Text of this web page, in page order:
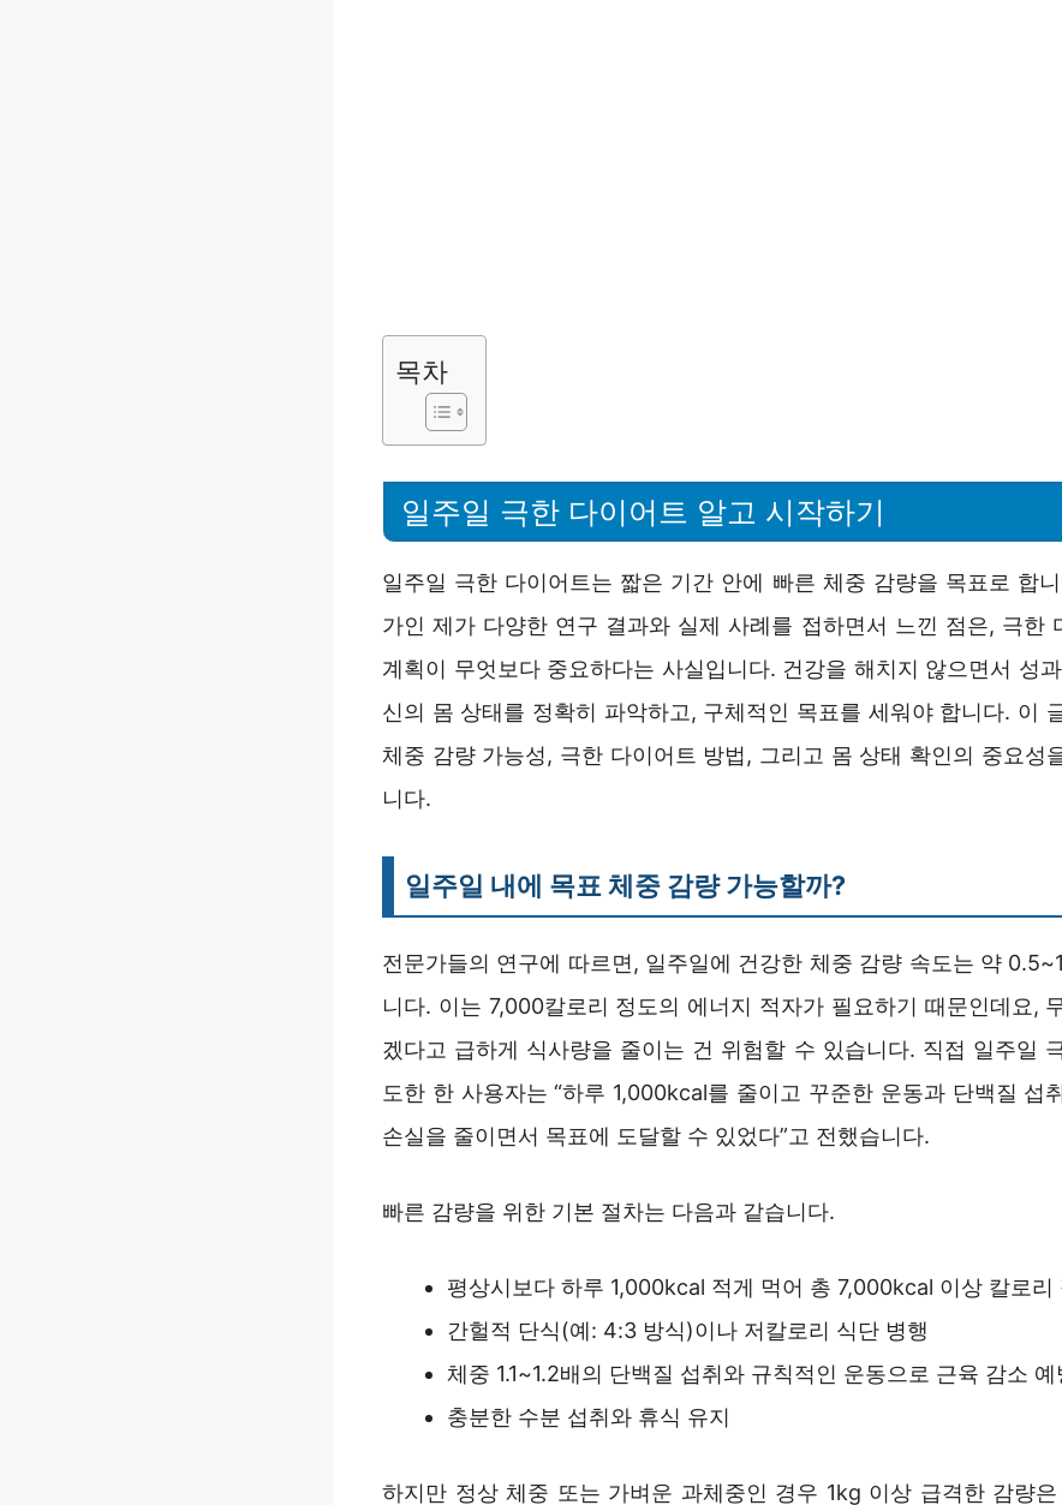
목차
일주일 극한 다이어트 알고 시작하기
일주일 극한 다이어트는 짧은 기간 안에 빠른 체중 감량을 목표로 합
가인 제가 다양한 연구 결과와 실제 사례를 접하면서 느낀 점은, 극한
계획이 무엇보다 중요하다는 사실입니다. 건강을 해치지 않으면서 성
신의 몸 상태를 정확히 파악하고, 구체적인 목표를 세워야 합니다. 이
체중 감량 가능성, 극한 다이어트 방법, 그리고 몸 상태 확인의 중요성
니다.
일주일 내에 목표 체중 감량 가능할까?
전문가들의 연구에 따르면, 일주일에 건강한 체중 감량 속도는 약
니다. 이는 7,000칼로리 정도의 에너지 적자가 필요하기 때문인데요,
겠다고 급하게 식사량을 줄이는 건 위험할 수 있습니다. 직접 일주일
도한 한 사용자는 “하루 1,000kcal를 줄이고 꾸준한 운동과 단백질 섭
손실을 줄이면서 목표에 도달할 수 있었다”고 전했습니다.
빠른 감량을 위한 기본 절차는 다음과 같습니다.
평상시보다 하루 1,000kcal 적게 먹어 총 7,000kcal 이상 칼로리
간헐적 단식(예: 4:3 방식)이나 저칼로리 식단 병행
체중 1.1~1.2배의 단백질 섭취와 규칙적인 운동으로 근육 감소 예
충분한 수분 섭취와 휴식 유지
하지만 정상 체중 또는 가벼운 과체중인 경우 1kg 이상 급격한 감량